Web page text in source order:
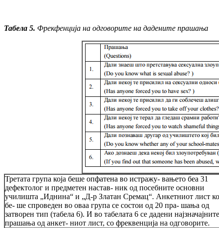
Табела 5. Фрекфенција на одговорите на дадените прашања
Третата група која беше опфатена во истражу- вањето беа 31
дефектолог и предметен настав- ник од посебните основни
училишта „Иднина“ и „Д-р Златан Сремац“. Анкетниот лист
бе- ше спроведен во оваа група се состои од 20 пра- шања од
затворен тип (табела 6). И во табелата 6 се дадени најзначајните
прашања од анкет- ниот лист, со фреквенција на одговорите.